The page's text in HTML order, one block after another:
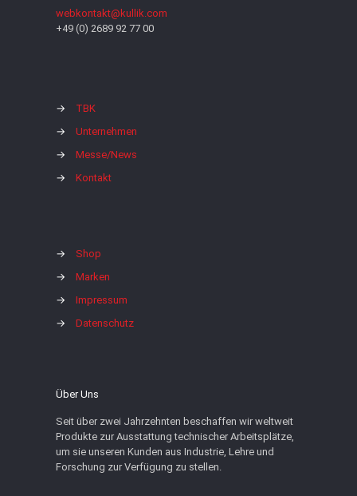
webkontakt@kullik.com
+49 (0) 2689 92 77 00
→
TBK
→
Unternehmen
→
Messe/News
→
Kontakt
→
Shop
→
Marken
→
Impressum
→
Datenschutz
Über Uns
Seit über zwei Jahrzehnten beschaffen wir weltweit
Produkte zur Ausstattung technischer Arbeitsplätze,
um sie unseren Kunden aus Industrie, Lehre und
Forschung zur Verfügung zu stellen.